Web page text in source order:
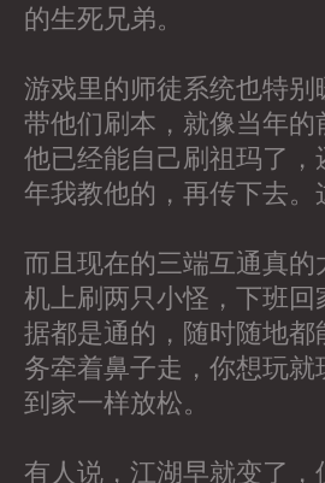
的生死兄弟。
游戏里的师徒系统也特
带他们刷本，就像当年
他已经能自己刷祖玛了
年我教他的，再传下去
而且现在的三端互通真
机上刷两只小怪，下班
据都是通的，随时随地
务牵着鼻子走，你想玩
到家一样放松。
有人说，江湖早就变了